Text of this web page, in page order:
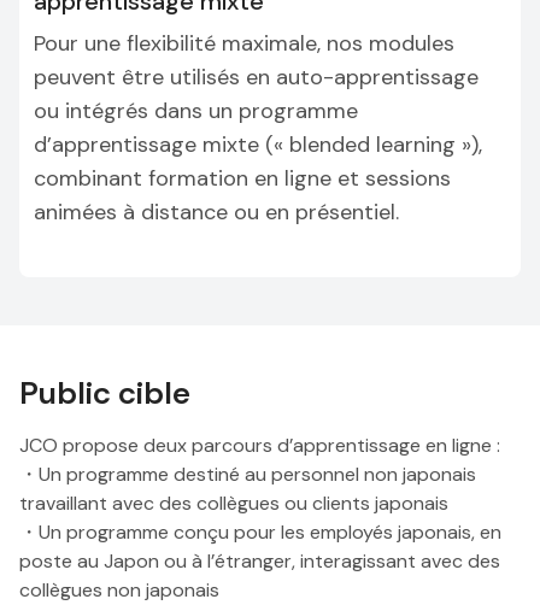
Pour une flexibilité maximale, nos modules
peuvent être utilisés en auto-apprentissage
ou intégrés dans un programme
d’apprentissage mixte (« blended learning »),
combinant formation en ligne et sessions
animées à distance ou en présentiel.
Public cible
JCO propose deux parcours d’apprentissage en ligne :
・Un programme destiné au personnel non japonais
travaillant avec des collègues ou clients japonais
・Un programme conçu pour les employés japonais, en
poste au Japon ou à l’étranger, interagissant avec des
collègues non japonais